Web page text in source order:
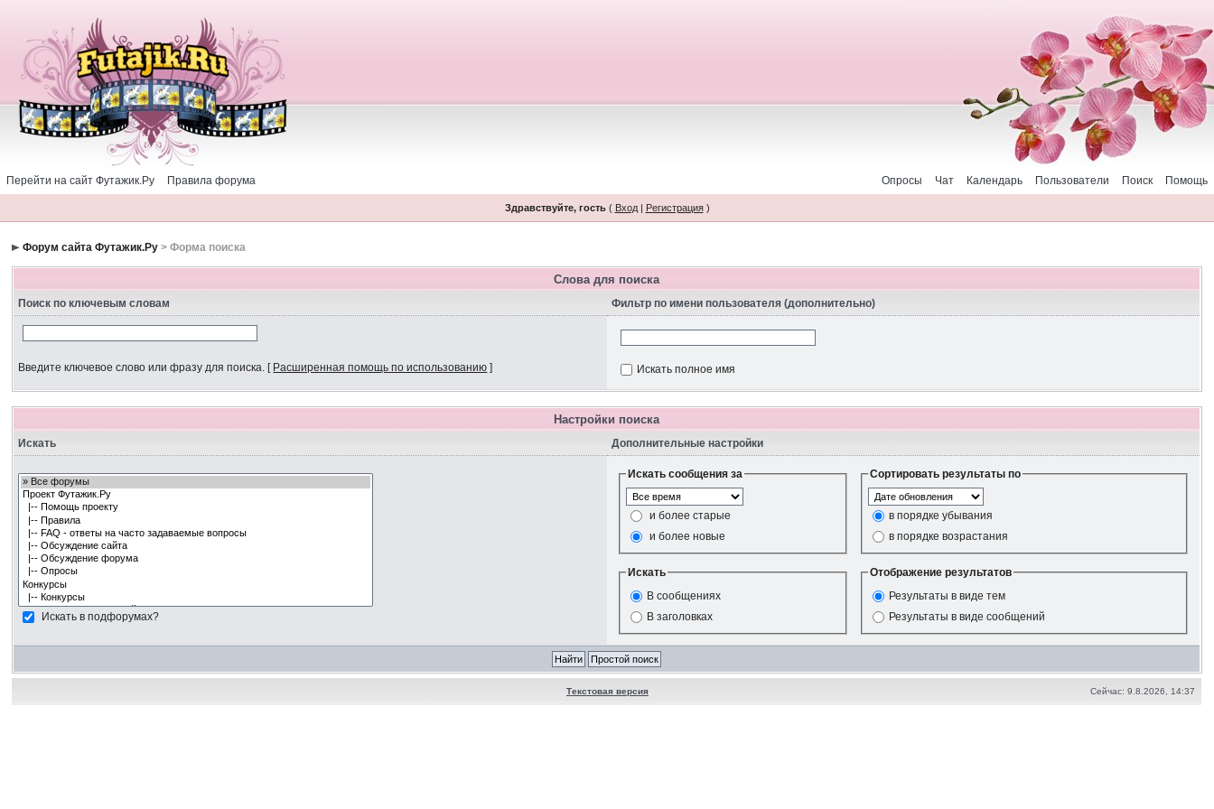
Перейти на сайт Футажик.Ру Правила форума Помощь
Поиск
Пользователи
Календарь
Чат
Опросы
Здравствуйте, гость( Вход| Регистрация)
Форум сайта Футажик.Ру > Форма поиска
Слова для поиска
Поиск по ключевым словам Фильтр по имени пользователя (дополнительно)
Введите ключевое слово или фразу для поиска. [ Расширенная помощь по использованию ] Искать полное имя
Настройки поиска
Искать Дополнительные настройки
Искать в подфорумах?
Искать сообщения за
и более старые
и более новые
Сортировать результаты по
в порядке убывания
в порядке возрастания
Искать
В сообщениях
В заголовках
Отображение результатов
Результаты в виде тем
Результаты в виде сообщений
Текстовая версия Сейчас: 9.8.2026, 14:37